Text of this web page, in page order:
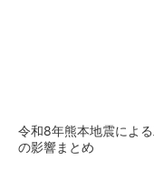
令和8年熊本地震によ
の影響まとめ